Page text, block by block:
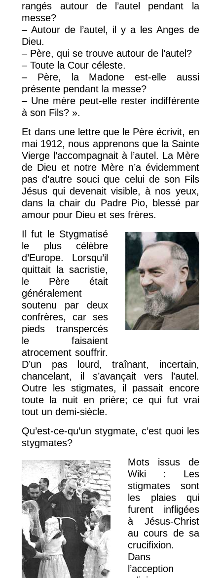
rangés autour de l’autel pendant la
messe?
– Autour de l’autel, il y a les Anges de
Dieu.
– Père, qui se trouve autour de l’autel?
– Toute la Cour céleste.
– Père, la Madone est-elle aussi
présente pendant la messe?
– Une mère peut-elle rester indifférente
à son Fils? ».
Et dans une lettre que le Père écrivit, en
mai 1912, nous apprenons que la Sainte
Vierge l’accompagnait à l’autel. La Mère
de Dieu et notre Mère n’a évidemment
pas d’autre souci que celui de son Fils
Jésus qui devenait visible, à nos yeux,
dans la chair du Padre Pio, blessé par
amour pour Dieu et ses frères.
Il fut le Stygmatisé
le plus célèbre
d’Europe. Lorsqu’il
quittait la sacristie,
le Père était
généralement
soutenu par deux
confrères, car ses
pieds transpercés
le faisaient
atrocement souffrir.
D’un pas lourd, traînant, incertain,
chancelant, il s’avançait vers l’autel.
Outre les stigmates, il passait encore
toute la nuit en prière; ce qui fut vrai
tout un demi-siècle.
Qu’est-ce-qu’un stygmate, c’est quoi les
stygmates?
Mots issus de
Wiki : Les
stigmates sont
les plaies qui
furent infligées
à Jésus-Christ
au cours de sa
crucifixion.
Dans
l’acception